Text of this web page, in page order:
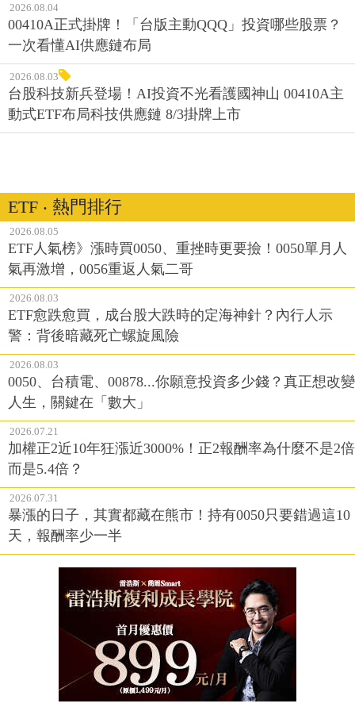
2026.08.04
00410A正式掛牌！「台版主動QQQ」投資哪些股票？
一次看懂AI供應鏈布局
2026.08.03
台股科技新兵登場！AI投資不光看護國神山 00410A主
動式ETF布局科技供應鏈 8/3掛牌上市
ETF ‧ 熱門排行
2026.08.05
ETF人氣榜》漲時買0050、重挫時更要撿！0050單月人
氣再激增，0056重返人氣二哥
2026.08.03
ETF愈跌愈買，成台股大跌時的定海神針？內行人示
警：背後暗藏死亡螺旋風險
2026.08.03
0050、台積電、00878...你願意投資多少錢？真正想改變
人生，關鍵在「數大」
2026.07.21
加權正2近10年狂漲近3000%！正2報酬率為什麼不是2倍
而是5.4倍？
2026.07.31
暴漲的日子，其實都藏在熊市！持有0050只要錯過這10
天，報酬率少一半